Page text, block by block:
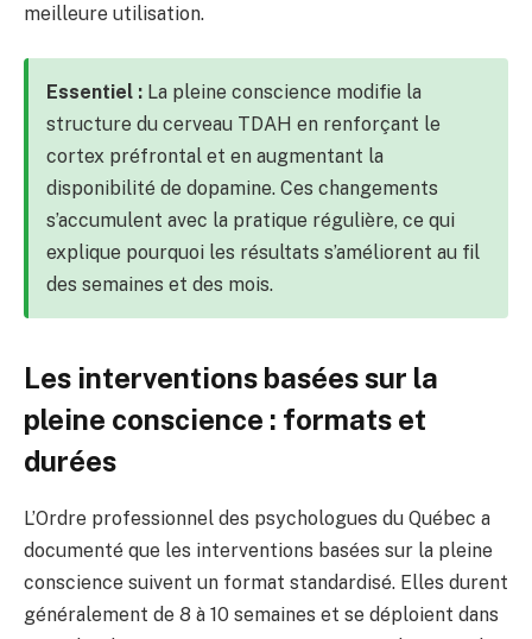
meilleure utilisation.
Essentiel : La pleine conscience modifie la
structure du cerveau TDAH en renforçant le
cortex préfrontal et en augmentant la
disponibilité de dopamine. Ces changements
s’accumulent avec la pratique régulière, ce qui
explique pourquoi les résultats s’améliorent au fil
des semaines et des mois.
Les interventions basées sur la
pleine conscience : formats et
durées
L’Ordre professionnel des psychologues du Québec a
documenté que les interventions basées sur la pleine
conscience suivent un format standardisé. Elles durent
généralement de 8 à 10 semaines et se déploient dans